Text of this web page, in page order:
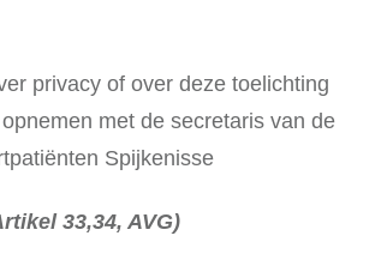
privacy of over deze toelichting
met de secretaris van de
Spijkenisse
33,34, AVG)